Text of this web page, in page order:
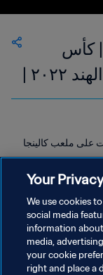
نيجيريا وتشيلي | المجموعة ٢ | كأس
العالم للسيدات تحت ١٧ سنة الهند ٢٠٢٢ |
على ملعب كالينجا
Your
We use cookies
social media
information
media,
your cookie
right and place a